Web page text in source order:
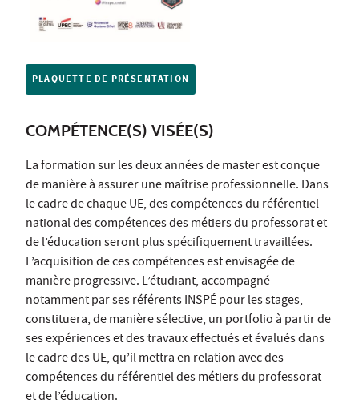
PLAQUETTE DE PRÉSENTATION
COMPÉTENCE(S) VISÉE(S)
La formation sur les deux années de master est conçue
de manière à assurer une maîtrise professionnelle. Dans
le cadre de chaque UE, des compétences du référentiel
national des compétences des métiers du professorat et
de l’éducation seront plus spécifiquement travaillées.
L’acquisition de ces compétences est envisagée de
manière progressive. L’étudiant, accompagné
notamment par ses référents INSPÉ pour les stages,
constituera, de manière sélective, un portfolio à partir de
ses expériences et des travaux effectués et évalués dans
le cadre des UE, qu’il mettra en relation avec des
compétences du référentiel des métiers du professorat
et de l’éducation.